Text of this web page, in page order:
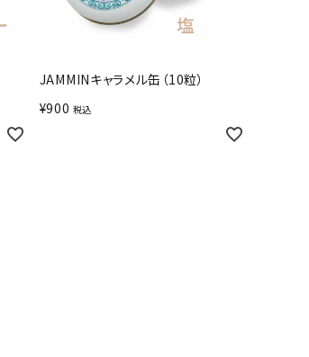
JAMMINキャラメル缶（10粒）
¥900 税込